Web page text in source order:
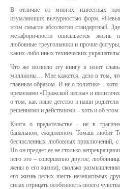
В отличие от многих известных
изумляющих вычурностью форм,
этом смысле абсолютно стандартный.
метафоричности описывается жизнь
любовные треугольники и прочие
каких-либо иных технических
Что же возвело эту книгу в зенит
миллионы… Мне кажется, дело в том,
главным образом. И не о политике – хотя
временами «Пражской весны» и
о том, как наше детство и наши
решениями и действиями – хоть и об этом
Книга о предательстве – не в
банальном, ежедневном. Томаш любит
бесчисленных любовных приключений,
Но он предает ее не столько
него это – совершенно другое,
жены в его жизни), сколько
его жизнь целых шесть независимых
силах отрицать особенность своего